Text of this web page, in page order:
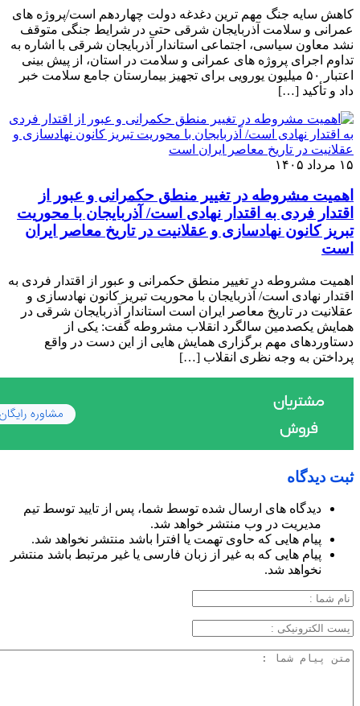
کاهش سایه جنگ مهم ‌ترین دغدغه دولت چهاردهم است/پروژه ‌های
عمرانی و سلامت آذربایجان شرقی حتی در شرایط جنگی متوقف
نشد معاون سیاسی، اجتماعی استاندار آذربایجان شرقی با اشاره به
تداوم اجرای پروژه ‌های عمرانی و سلامت در استان، از پیش ‌بینی
اعتبار ۵۰ میلیون یورویی برای تجهیز بیمارستان جامع سلامت خبر
داد و تأکید […]
۱۵ مرداد ۱۴۰۵
اهمیت مشروطه در تغییر منطق حکمرانی و عبور از
اقتدار فردی به اقتدار نهادی است/ آذربایجان با محوریت
تبریز کانون نهادسازی و عقلانیت در تاریخ معاصر ایران
است
اهمیت مشروطه در تغییر منطق حکمرانی و عبور از اقتدار فردی به
اقتدار نهادی است/ آذربایجان با محوریت تبریز کانون نهادسازی و
عقلانیت در تاریخ معاصر ایران است استاندار آذربایجان شرقی در
همایش یکصدمین سالگرد انقلاب مشروطه گفت: یکی از
دستاوردهای مهم برگزاری همایش هایی از این دست در واقع
پرداختن به وجه نظری انقلاب […]
ثبت دیدگاه
دیدگاه های ارسال شده توسط شما، پس از تایید توسط تیم
مدیریت در وب منتشر خواهد شد.
پیام هایی که حاوی تهمت یا افترا باشد منتشر نخواهد شد.
پیام هایی که به غیر از زبان فارسی یا غیر مرتبط باشد منتشر
نخواهد شد.